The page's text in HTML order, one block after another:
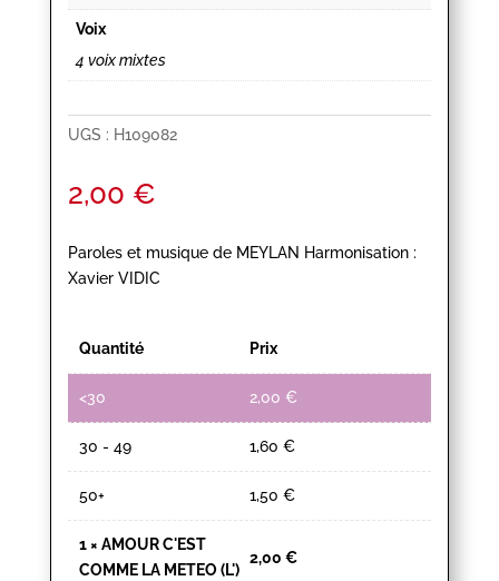
Voix
4 voix mixtes
UGS : H109082
2,00 €
Paroles et musique de MEYLAN Harmonisation :
Xavier VIDIC
Quantité Prix
<30 2,00 €
30 - 49 1,60 €
50+ 1,50 €
1× AMOUR C'EST
COMME LA METEO (L')
2,00 €